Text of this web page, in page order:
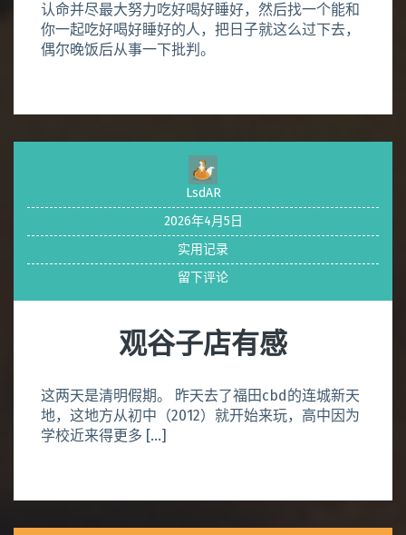
认命并尽最大努力吃好喝好睡好，然后找一个能和
你一起吃好喝好睡好的人，把日子就这么过下去，
偶尔晚饭后从事一下批判。
LsdAR
2026年4月5日
实用记录
留下评论
观谷子店有感
这两天是清明假期。 昨天去了福田cbd的连城新天
地，这地方从初中（2012）就开始来玩，高中因为
学校近来得更多 […]